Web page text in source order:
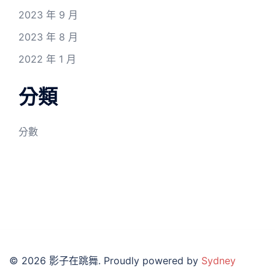
2023 年 9 月
2023 年 8 月
2022 年 1 月
分類
分數
© 2026 影子在跳舞. Proudly powered by Sydney